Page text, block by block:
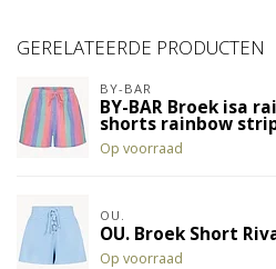
GERELATEERDE PRODUCTEN
BY-BAR
BY-BAR Broek isa
shorts rainbow
Op voorraad
OU.
OU. Broek Short
Op voorraad